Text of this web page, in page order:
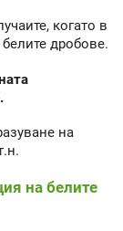
когато в
дробове.
на
на белите